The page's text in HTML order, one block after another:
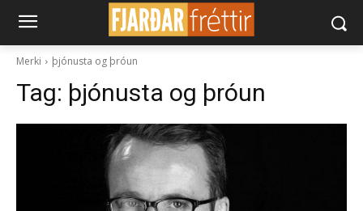
Merki þjónusta og þróun
Tag: þjónusta og þróun